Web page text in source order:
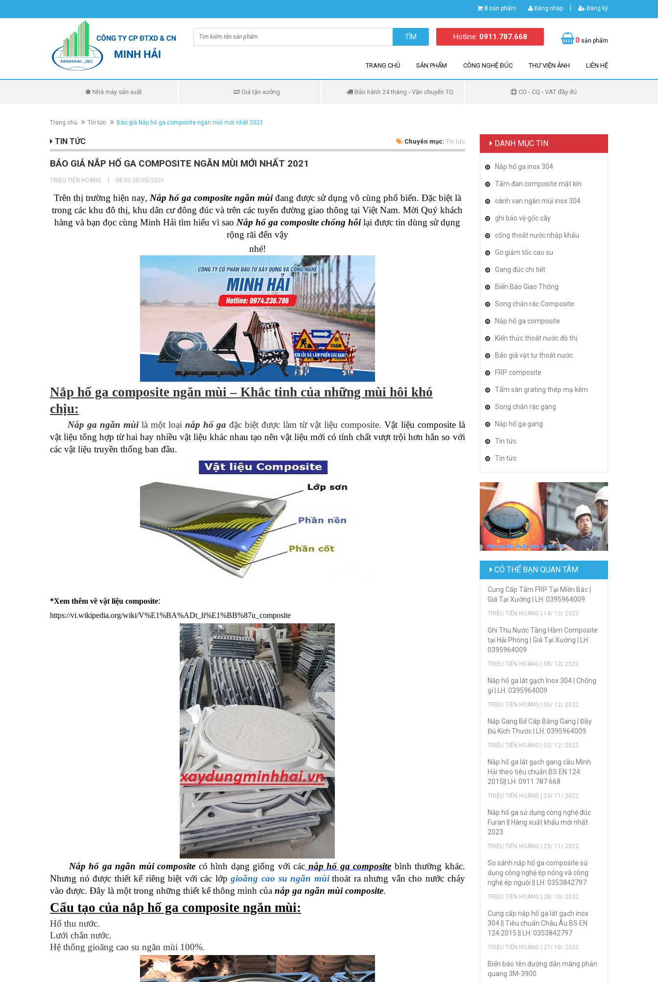
0 sản phẩm Đăng nhập Đăng ký
TÌM Hotline: 0911.787.668 0 sản phẩm
TRANG CHỦ SẢN PHẨM CÔNG NGHỆ ĐÚC THƯ VIỆN ẢNH LIÊN HỆ
Nhà máy sản xuất Giá tận xưởng Bảo hành 24 tháng - Vận chuyển TQ CO - CQ - VAT đầy đủ
Trang chủ Tin tức Báo giá Nắp hố ga composite ngăn mùi mới nhất 2021
TIN TỨC Chuyên mục: Tin tức
BÁO GIÁ NẮP HỐ GA COMPOSITE NGĂN MÙI MỚI NHẤT 2021
TRIỆU TIẾN HOÀNG 08:00 20/05/2021
Trên thị trường hiện nay, Nắp hố ga composite ngăn mùiđang được sử dụng vô cùng phổ biến. Đặc biệt là
trong các khu đô thị, khu dân cư đông đúc và trên các tuyến đường giao thông tại Việt Nam. Mời Quý khách
hàng và bạn đọc cùng Minh Hải tìm hiểu vì sao Nắp hố ga composite chống hôilại được tin dùng sử dụng
rộng rãi đến vậy
nhé!
Nắp hố ga composite ngăn mùi – Khắc tinh của những mùi hôi khó
chịu:
Nắp ga ngăn mùilà một loạinắp hố ga đặc biệt được làm từ vật liệu composite.Vật liệu compositelà
vật liệu tổng hợp từ hai hay nhiều vật liệu khác nhau tạo nên vật liệu mới có tính chất vượt trội hơn hẳn so với
các vật liệu truyền thống ban đầu.
*Xem thêm về vật liệu composite:
https://vi.wikipedia.org/wiki/V%E1%BA%ADt_li%E1%BB%87u_composite
Nắp hố ga ngăn mùi composite có hình dạng giống với các nắp hố ga composite bình thường khác.
Nhưng nó được thiết kế riêng biệt với các lớpgioăng cao su ngăn mùi thoát ra nhưng vẫn cho nước chảy
vào được. Đây là một trong những thiết kế thông minh của nắp ga ngăn mùi composite.
Cấu tạo của nắp hố ga composite ngăn mùi:
Hố thu nước.
Lưới chắn nước.
Hệ thống gioăng cao su ngăn mùi 100%.
DANH MỤC TIN
Nắp hố ga inox 304
Tấm đan composite mặt kín
cánh van ngăn mùi inox 304
ghi bảo vệ gốc cây
cống thoát nước nhập khẩu
Gờ giảm tốc cao su
Gang đúc chi tiết
Biển Báo Giao Thông
Song chắn rác Composite
Nắp hố ga composite
Kiến thức thoát nước đô thị
Báo giá vật tư thoát nước
FRP composite
Tấm sàn grating thép mạ kẽm
Song chắn rác gang
Nắp hố ga gang
Tin tức
Tin tức
CÓ THỂ BẠN QUAN TÂM
Cung Cấp Tấm FRP Tại Miền Bắc |
Giá Tại Xưởng | LH: 0395964009
TRIỆU TIẾN HOÀNG | 14/ 12/ 2022
Ghi Thu Nước Tầng Hầm Composite
tại Hải Phòng | Giá Tại Xưởng | LH:
0395964009
TRIỆU TIẾN HOÀNG | 08/ 12/ 2022
Nắp hố ga lát gạch Inox 304 | Chống
gỉ | LH: 0395964009
TRIỆU TIẾN HOÀNG | 06/ 12/ 2022
Nắp Gang Bể Cáp Bằng Gang | Đầy
Đủ Kích Thước | LH: 0395964009
TRIỆU TIẾN HOÀNG | 02/ 12/ 2022
Nắp hố ga lát gạch gang cầu Minh
Hải theo tiêu chuẩn BS EN 124:
2015|| LH: 0911 787 668
TRIỆU TIẾN HOÀNG | 24/ 11/ 2022
Nắp hố ga sử dụng công nghệ đúc
Furan || Hàng xuất khẩu mới nhất
2023
TRIỆU TIẾN HOÀNG | 23/ 11/ 2022
So sánh nắp hố ga composite sử
dụng công nghệ ép nóng và công
nghệ ép nguội || LH: 0353842797
TRIỆU TIẾN HOÀNG | 28/ 10/ 2022
Cung cấp nắp hố ga lát gạch inox
304 || Tiêu chuẩn Châu Âu BS EN
124:2015 || LH: 0353842797
TRIỆU TIẾN HOÀNG | 27/ 10/ 2022
Biển báo tên đường dán màng phản
quang 3M-3900